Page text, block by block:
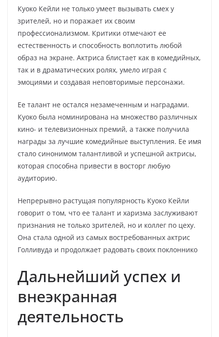
Куоко Кейли не только умеет вызывать смех у
зрителей, но и поражает их своим
профессионализмом. Критики отмечают ее
естественность и способность воплотить любой
образ на экране. Актриса блистает как в комедийных,
так и в драматических ролях, умело играя с
эмоциями и создавая неповторимые персонажи.
Ее талант не остался незамеченным и наградами.
Куоко была номинирована на множество различных
кино- и телевизионных премий, а также получила
награды за лучшие комедийные выступления. Ее имя
стало синонимом талантливой и успешной актрисы,
которая способна привести в восторг любую
аудиторию.
Непрерывно растущая популярность Куоко Кейли
говорит о том, что ее талант и харизма заслуживают
признания не только зрителей, но и коллег по цеху.
Она стала одной из самых востребованных актрис
Голливуда и продолжает радовать своих поклоннико
Дальнейший успех и
внеэкранная
деятельность